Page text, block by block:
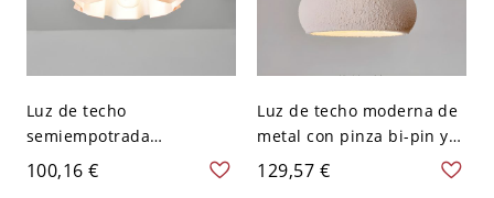
Luz de techo
semiempotrada
geométrica con pantalla
de vidrio blanco para uso
100,16 €
Luz de techo moderna de
metal con pinza bi-pin y
pantalla de resina - 110 A
120 V Rosa
129,57 €